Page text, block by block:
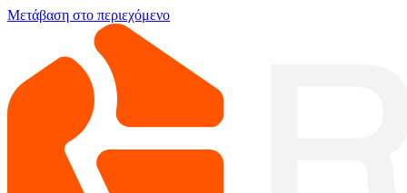
Μετάβαση στο περιεχόμενο